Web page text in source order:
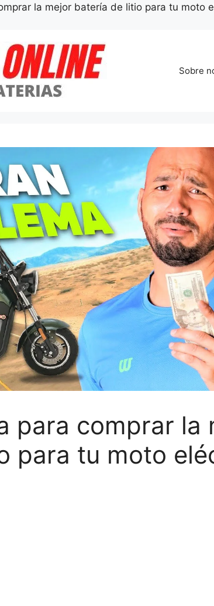
la mejor batería de litio para tu moto
Sobre
para comprar la
para tu moto